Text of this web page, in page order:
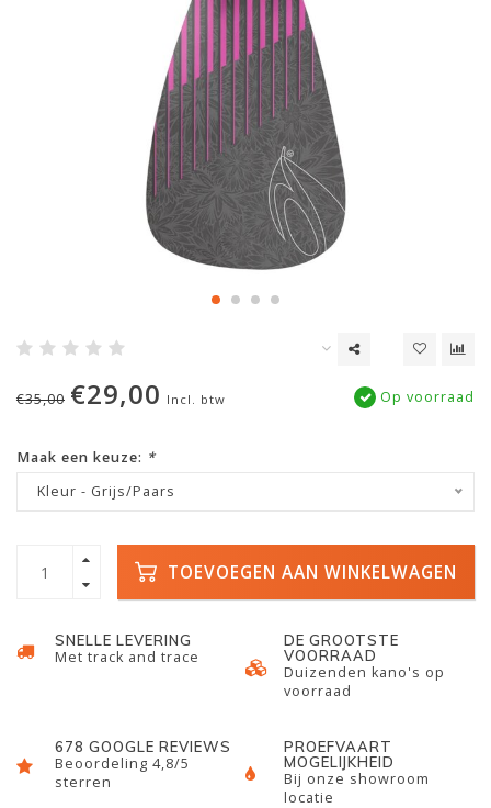
€35,00 €29,00 Incl. btw Op voorraad
Maak een keuze: *
Kleur - Grijs/Paars
TOEVOEGEN AAN WINKELWAGEN
SNELLE LEVERING
Met track and trace
DE GROOTSTE
VOORRAAD
Duizenden kano's op
voorraad
678 GOOGLE REVIEWS
Beoordeling 4,8/5
sterren
PROEFVAART
MOGELIJKHEID
Bij onze showroom
locatie